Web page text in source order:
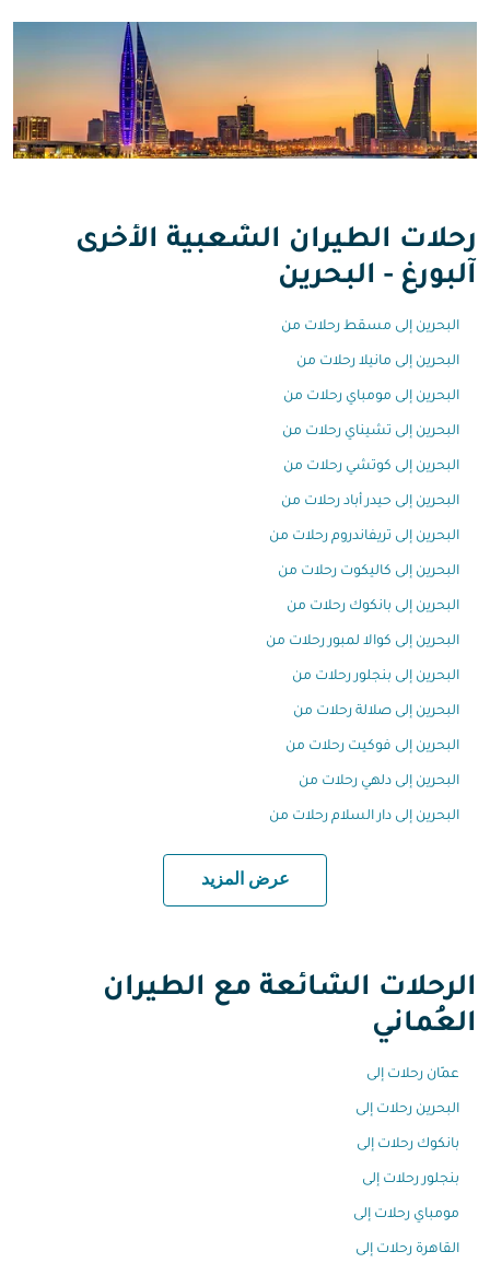
رحلات الطيران الشعبية الأخرى
آلبورغ - البحرين
البحرين إلى مسقط رحلات من
البحرين إلى مانيلا رحلات من
البحرين إلى مومباي رحلات من
البحرين إلى تشيناي رحلات من
البحرين إلى كوتشي رحلات من
البحرين إلى حيدر أباد رحلات من
البحرين إلى تريفاندروم رحلات من
البحرين إلى كاليكوت رحلات من
البحرين إلى بانكوك رحلات من
البحرين إلى كوالا لمبور رحلات من
البحرين إلى بنجلور رحلات من
البحرين إلى صلالة رحلات من
البحرين إلى فوكيت رحلات من
البحرين إلى دلهي رحلات من
البحرين إلى دار السلام رحلات من
عرض المزيد
الرحلات الشائعة مع الطيران
العُماني
عمّان رحلات إلى
البحرين رحلات إلى
بانكوك رحلات إلى
بنجلور رحلات إلى
مومباي رحلات إلى
القاهرة رحلات إلى